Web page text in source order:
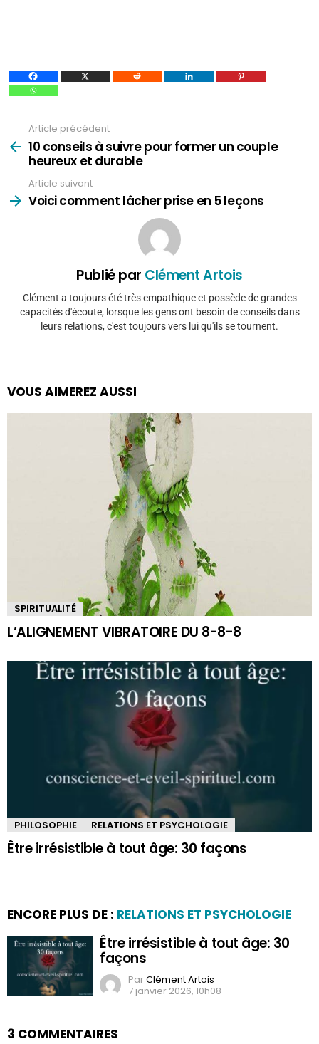
plus
Article précédent
10 conseils à suivre pour former un couple
heureux et durable
Article suivant
Voici comment lâcher prise en 5 leçons
Publié par Clément Artois
Clément a toujours été très empathique et possède de grandes
capacités d'écoute, lorsque les gens ont besoin de conseils dans
leurs relations, c'est toujours vers lui qu'ils se tournent.
VOUS AIMEREZ AUSSI
SPIRITUALITÉ
L’ALIGNEMENT VIBRATOIRE DU 8-8-8
PHILOSOPHIE RELATIONS ET PSYCHOLOGIE
Être irrésistible à tout âge: 30 façons
ENCORE PLUS DE : RELATIONS ET PSYCHOLOGIE
Être irrésistible à tout âge: 30
façons
ParClément Artois
7 janvier 2026, 10h08
3 COMMENTAIRES